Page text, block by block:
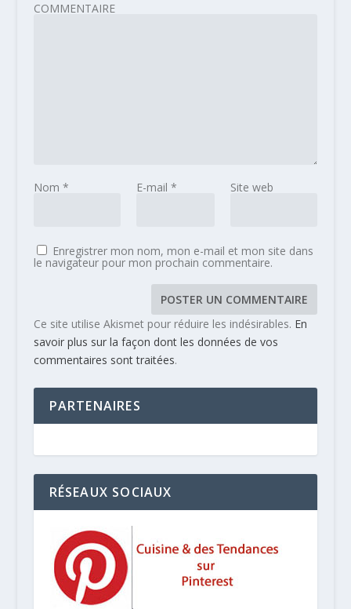
COMMENTAIRE
Nom * E-mail * Site web
Enregistrer mon nom, mon e-mail et mon site dans
le navigateur pour mon prochain commentaire.
Ce site utilise Akismet pour réduire les indésirables. En
savoir plus sur la façon dont les données de vos
commentaires sont traitées.
PARTENAIRES
RÉSEAUX SOCIAUX